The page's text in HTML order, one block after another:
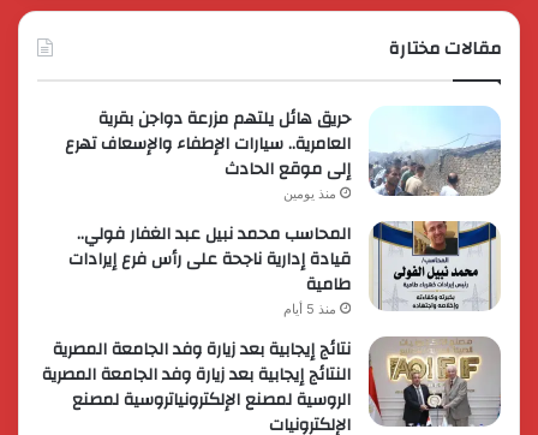
مقالات مختارة
حريق هائل يلتهم مزرعة دواجن بقرية
العامرية.. سيارات الإطفاء والإسعاف تهرع
إلى موقع الحادث
منذ يومين
المحاسب محمد نبيل عبد الغفار فولي..
قيادة إدارية ناجحة على رأس فرع إيرادات
طامية
منذ 5 أيام
نتائج إيجابية بعد زيارة وفد الجامعة المصرية
النتائج إيجابية بعد زيارة وفد الجامعة المصرية
الروسية لمصنع الإلكترونياتروسية لمصنع
الإلكترونيات